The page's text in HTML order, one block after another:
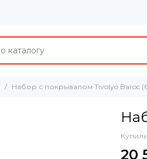
Набор с покрывалом Tivolyo Baroc
20